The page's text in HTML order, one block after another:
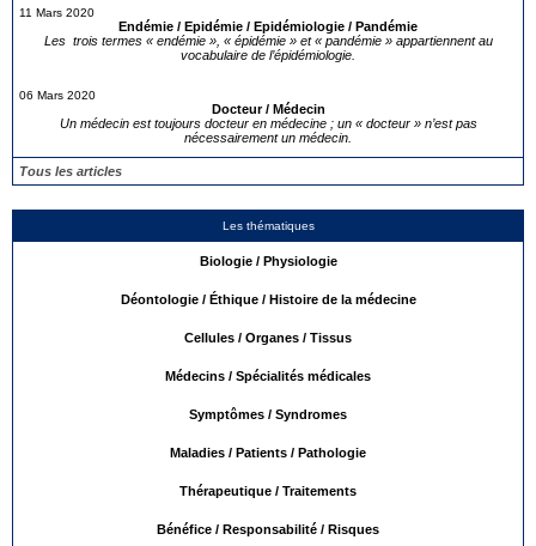
11 Mars 2020
Endémie / Epidémie / Epidémiologie / Pandémie
Les trois termes « endémie », « épidémie » et « pandémie » appartiennent au
vocabulaire de l’épidémiologie.
06 Mars 2020
Docteur / Médecin
Un médecin est toujours docteur en médecine ; un « docteur » n’est pas
nécessairement un médecin.
Tous les articles
Les thématiques
Biologie / Physiologie
Déontologie / Éthique / Histoire de la médecine
Cellules / Organes / Tissus
Médecins / Spécialités médicales
Symptômes / Syndromes
Maladies / Patients / Pathologie
Thérapeutique / Traitements
Bénéfice / Responsabilité / Risques